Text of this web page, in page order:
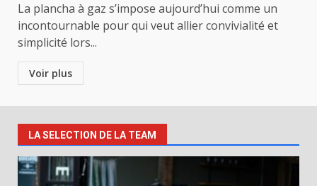
La plancha à gaz s’impose aujourd’hui comme un
incontournable pour qui veut allier convivialité et
simplicité lors...
Voir plus
LA SELECTION DE LA TEAM